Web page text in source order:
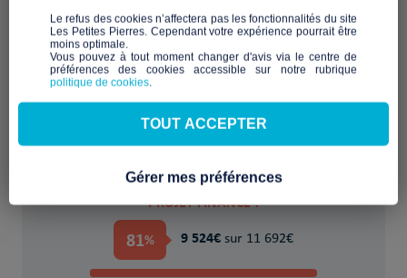
Aménager ou rénover un logement
inadapté ou indigne
des Familles avec enfants et des personnes
handicapées
PROJET FINANCÉ !
81% 9 524€ sur 11 692€
​Le refus des cookies n’affectera pas les fonctionnalités du site
Les Petites Pierres. Cependant votre expérience pourrait être
moins optimale.​
Vous pouvez à tout moment changer d'avis via le centre de
préférences des cookies accessible sur notre rubrique
politique de cookies.
TOUT ACCEPTER
Gérer mes préférences